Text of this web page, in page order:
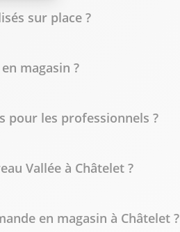
sur place ?
magasin ?
pour les professionnels ?
Vallée à Châtelet ?
en magasin à Châtelet ?